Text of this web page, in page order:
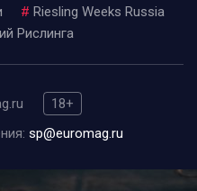
# Riesling Weeks Russia
Рислинга
18+
sp@euromag.ru